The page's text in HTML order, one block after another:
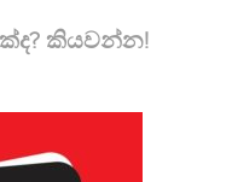
කියවන්න!